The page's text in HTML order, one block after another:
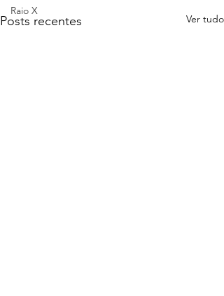
Raio X
Posts recentes Ver tudo